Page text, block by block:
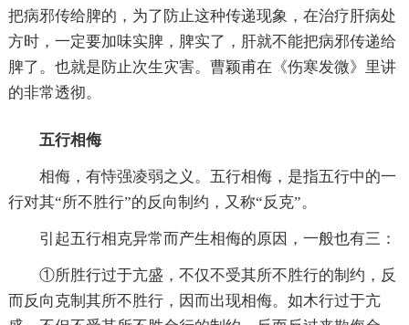
把病邪传给脾的，为了防止这种传递现象，在治疗肝病处
方时，一定要加味实脾，脾实了，肝就不能把病邪传递给
脾了。也就是防止次生灾害。曹颖甫在《伤寒发微》里讲
的非常透彻。
五行相侮
相侮，有恃强凌弱之义。五行相侮，是指五行中的一
行对其“所不胜行”的反向制约，又称“反克”。
引起五行相克异常而产生相侮的原因，一般也有三：
①所胜行过于亢盛，不仅不受其所不胜行的制约，反
而反向克制其所不胜行，因而出现相侮。如木行过于亢